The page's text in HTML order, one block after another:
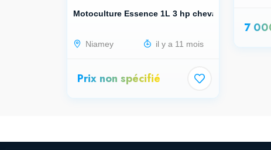
Motoculture Essence 1L 3 hp chevaux...
Niamey il y a 11 mois
Prix non spécifié
7